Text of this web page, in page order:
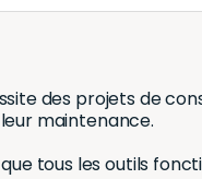
des projets de
maintenance.
tous les outils